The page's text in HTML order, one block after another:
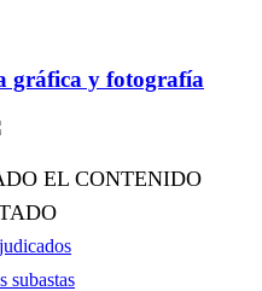
gráfica y fotografía
EL CONTENIDO
subastas